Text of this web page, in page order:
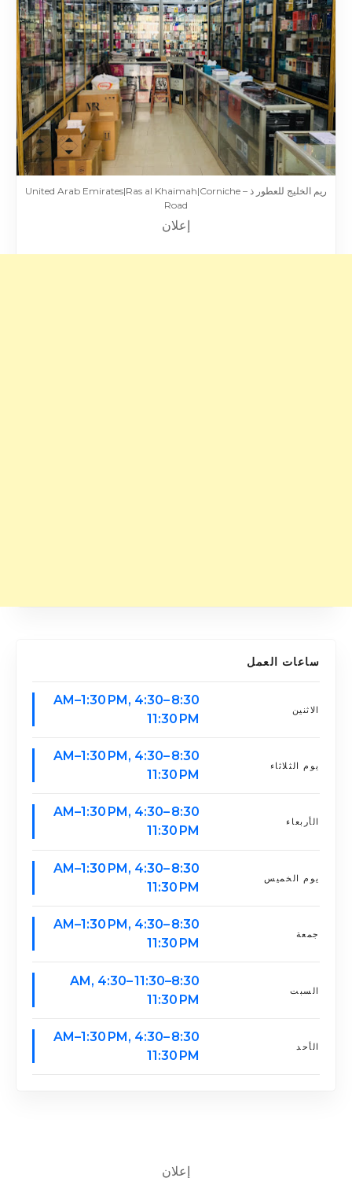
ريم الخليج للعطور ذ – United Arab Emirates|Ras al Khaimah|Corniche
Road
إعلان
ساعات العمل
الاثنين
8:30 AM–1:30 PM, 4:30–
11:30 PM
يوم الثلاثاء
8:30 AM–1:30 PM, 4:30–
11:30 PM
الأربعاء
8:30 AM–1:30 PM, 4:30–
11:30 PM
يوم الخميس
8:30 AM–1:30 PM, 4:30–
11:30 PM
جمعة
8:30 AM–1:30 PM, 4:30–
11:30 PM
السبت
8:30–11:30 AM, 4:30–
11:30 PM
الأحد
8:30 AM–1:30 PM, 4:30–
11:30 PM
إعلان